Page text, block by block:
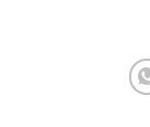
chưa?